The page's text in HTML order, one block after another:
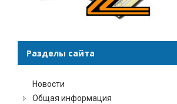
Разделы сайта
Новости
Общая информация